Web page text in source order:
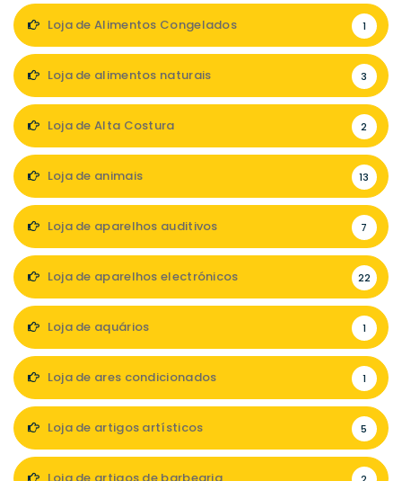
Loja de Alimentos Congelados 1
Loja de alimentos naturais 3
Loja de Alta Costura 2
Loja de animais 13
Loja de aparelhos auditivos 7
Loja de aparelhos electrónicos 22
Loja de aquários 1
Loja de ares condicionados 1
Loja de artigos artísticos 5